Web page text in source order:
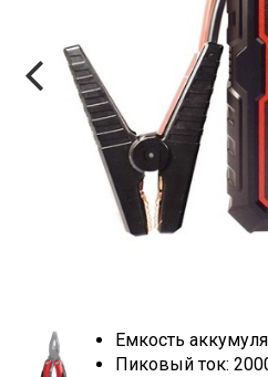
Емкость
Пиковый ток: